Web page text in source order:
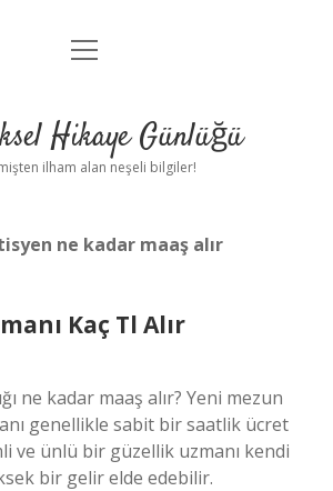
Anasayfa
Yasal Uyarı
menüyü
Hikaye Günlüğü
ilham alan neşeli bilgiler!
ne kadar maaş alır
Kaç Tl Alır
ne kadar maaş alır? Yeni mezun
genellikle sabit bir saatlik ücret
ve ünlü bir güzellik uzmanı kendi
bir gelir elde edebilir.